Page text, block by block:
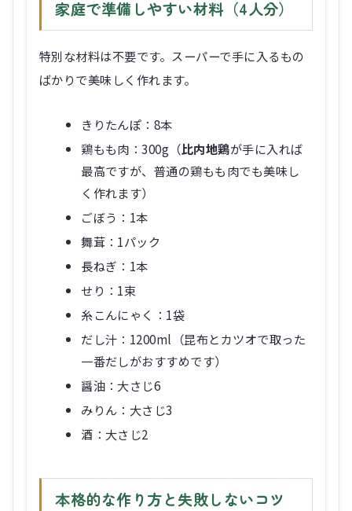
家庭で準備しやすい材料（4人分）
特別な材料は不要です。スーパーで手に入るもの
ばかりで美味しく作れます。
きりたんぽ：8本
鶏もも肉：300g（比内地鶏が手に入れば
最高ですが、普通の鶏もも肉でも美味し
く作れます）
ごぼう：1本
舞茸：1パック
長ねぎ：1本
せり：1束
糸こんにゃく：1袋
だし汁：1200ml（昆布とカツオで取った
一番だしがおすすめです）
醤油：大さじ6
みりん：大さじ3
酒：大さじ2
本格的な作り方と失敗しないコツ